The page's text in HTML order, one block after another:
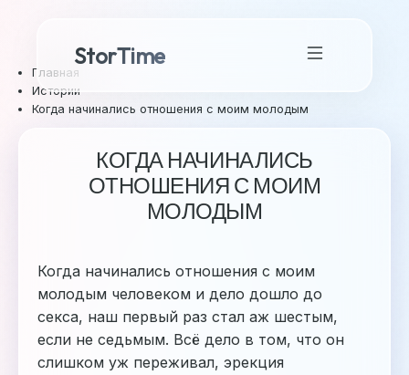
StorTime
Главная
Истории
Когда начинались отношения с моим молодым
КОГДА НАЧИНАЛИСЬ
ОТНОШЕНИЯ С МОИМ
МОЛОДЫМ
Когда начинались отношения с моим
молодым человеком и дело дошло до
секса, наш первый раз стал аж шестым,
если не седьмым. Всё дело в том, что он
слишком уж переживал, эрекция